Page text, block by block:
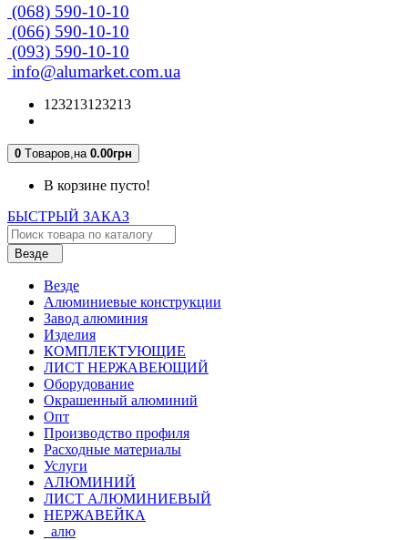
(068) 590-10-10
(066) 590-10-10
(093) 590-10-10
info@alumarket.com.ua
123213123213
0 Tоваров, на 0.00грн
В корзине пусто!
БЫСТРЫЙ ЗАКАЗ
Везде
Везде
Алюминиевые конструкции
Завод алюминия
Изделия
КОМПЛЕКТУЮЩИЕ
ЛИСТ НЕРЖАВЕЮЩИЙ
Оборудование
Окрашенный алюминий
Опт
Производство профиля
Расходные материалы
Услуги
АЛЮМИНИЙ
ЛИСТ АЛЮМИНИЕВЫЙ
НЕРЖАВЕЙКА
_алю